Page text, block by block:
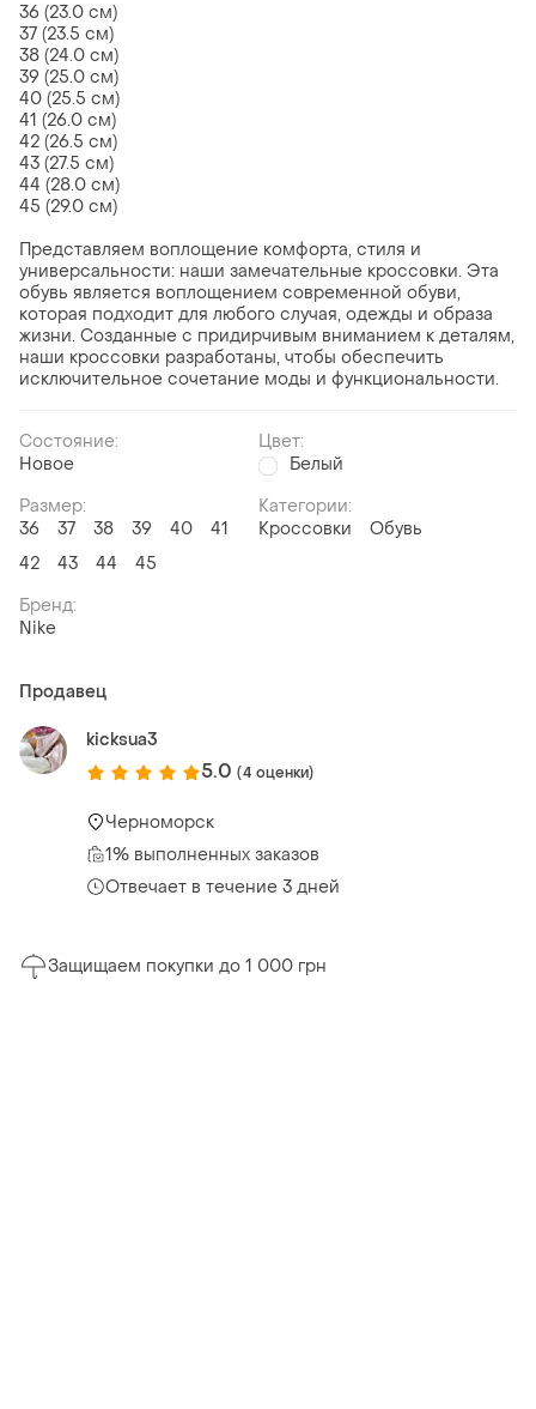
36 (23.0 см)
37 (23.5 см)
38 (24.0 см)
39 (25.0 см)
40 (25.5 см)
41 (26.0 см)
42 (26.5 см)
43 (27.5 см)
44 (28.0 см)
45 (29.0 см)
Представляем воплощение комфорта, стиля и
универсальности: наши замечательные кроссовки. Эта
обувь является воплощением современной обуви,
которая подходит для любого случая, одежды и образа
жизни. Созданные с придирчивым вниманием к деталям,
наши кроссовки разработаны, чтобы обеспечить
исключительное сочетание моды и функциональности.
Состояние:
Новое
Цвет:
Белый
Размер:
36
37 38 39 40
41
42
43 44 45
Категории:
Кроссовки
Обувь
Бренд:
Nike
Продавец
kicksua3
5.0 (4 оценки)
Черноморск
1% выполненных заказов
Отвечает в течение 3 дней
Защищаем покупки до 1 000 грн